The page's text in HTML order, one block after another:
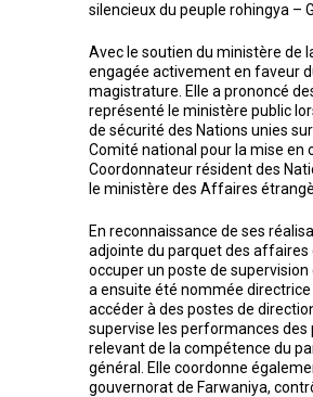
silencieux du peuple rohingya –
Avec le soutien du ministère de
engagée activement en faveur
magistrature. Elle a prononcé
représenté le ministère public
de sécurité des Nations unies
Comité national pour la mise en
Coordonnateur résident des
le ministère des Affaires
En reconnaissance de ses
adjointe du parquet des affaires
occuper un poste de
a ensuite été nommée
accéder à des postes de
supervise les performances des
relevant de la compétence du
général. Elle coordonne
gouvernorat de Farwaniya,